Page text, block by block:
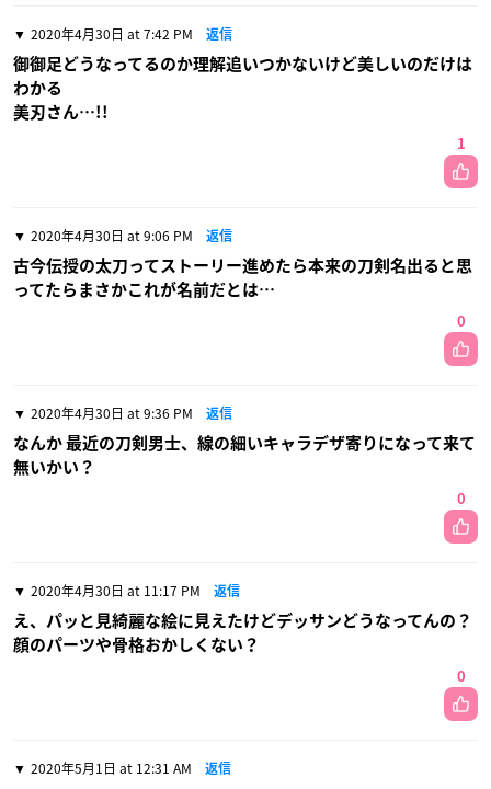
2020年4月30日 at 7:42 PM 返信
御御足どうなってるのか理解追いつかないけど美しいのだけは
わかる
美刃さん…!!
1
2020年4月30日 at 9:06 PM 返信
古今伝授の太刀ってストーリー進めたら本来の刀剣名出ると思
ってたらまさかこれが名前だとは…
0
2020年4月30日 at 9:36 PM 返信
なんか 最近の刀剣男士、線の細いキャラデザ寄りになって来て
無いかい？
0
2020年4月30日 at 11:17 PM 返信
え、パッと見綺麗な絵に見えたけどデッサンどうなってんの？
顔のパーツや骨格おかしくない？
0
2020年5月1日 at 12:31 AM 返信